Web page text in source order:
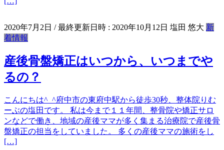
2020年7月2日 / 最終更新日時 : 2020年10月12日 塩田 悠大 新
着情報
産後骨盤矯正はいつから、いつまでや
るの？
こんにちは^_^府中市の東府中駅から徒歩30秒、整体院りむ
ーぶの塩田です。 私は今まで１１年間、整骨院や矯正サロ
ンなどで働き、地域の産後ママが多く集まる治療院で産後骨
盤矯正の担当をしていました。 多くの産後ママの施術をし
[…]